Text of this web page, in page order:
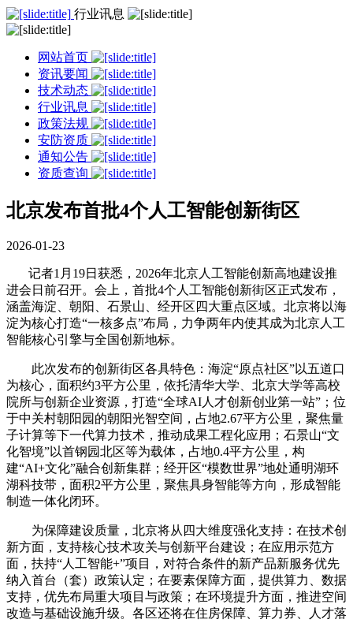
行业讯息
网站首页
资讯要闻
技术动态
行业讯息
政策法规
安防资质
通知公告
资质查询
北京发布首批4个人工智能创新街区
2026-01-23
记者1月19日获悉，2026年北京人工智能创新高地建设推
进会日前召开。会上，首批4个人工智能创新街区正式发布，
涵盖海淀、朝阳、石景山、经开区四大重点区域。北京将以海
淀为核心打造“一核多点”布局，力争两年内使其成为北京人工
智能核心引擎与全国创新地标。
此次发布的创新街区各具特色：海淀“原点社区”以五道口
为核心，面积约3平方公里，依托清华大学、北京大学等高校
院所与创新企业资源，打造“全球AI人才创新创业第一站”；位
于中关村朝阳园的朝阳光智空间，占地2.67平方公里，聚焦量
子计算等下一代算力技术，推动成果工程化应用；石景山“文
化智境”以首钢园北区等为载体，占地0.4平方公里，构
建“AI+文化”融合创新集群；经开区“模数世界”地处通明湖环
湖科技带，面积2平方公里，聚焦具身智能等方向，形成智能
制造一体化闭环。
为保障建设质量，北京将从四大维度强化支持：在技术创
新方面，支持核心技术攻关与创新平台建设；在应用示范方
面，扶持“人工智能+”项目，对符合条件的新产品新服务优先
纳入首台（套）政策认定；在要素保障方面，提供算力、数据
支持，优先布局重大项目与政策；在环境提升方面，推进空间
改造与基础设施升级。各区还将在住房保障、算力券、人才落